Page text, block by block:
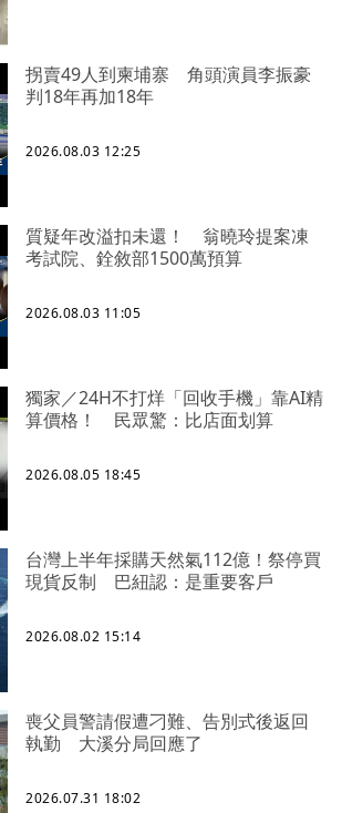
拐賣49人到柬埔寨 角頭演員李振豪
判18年再加18年
2026.08.03 12:25
質疑年改溢扣未還！ 翁曉玲提案凍
考試院、銓敘部1500萬預算
2026.08.03 11:05
獨家／24H不打烊「回收手機」靠AI精
算價格！ 民眾驚：比店面划算
2026.08.05 18:45
台灣上半年採購天然氣112億！祭停買
現貨反制 巴紐認：是重要客戶
2026.08.02 15:14
喪父員警請假遭刁難、告別式後返回
執勤 大溪分局回應了
2026.07.31 18:02